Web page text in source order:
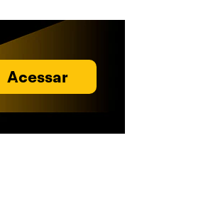
Acessar